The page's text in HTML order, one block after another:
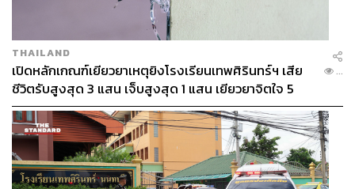
THAILAND
เปิดหลักเกณฑ์เยียวยาเหตุยิงโรงเรียนเทพศิรินทร์ฯ เสีย
ชีวิตรับสูงสุด 3 แสน เจ็บสูงสุด 1 แสน เยียวยาจิตใจ 5
ระดับ
...